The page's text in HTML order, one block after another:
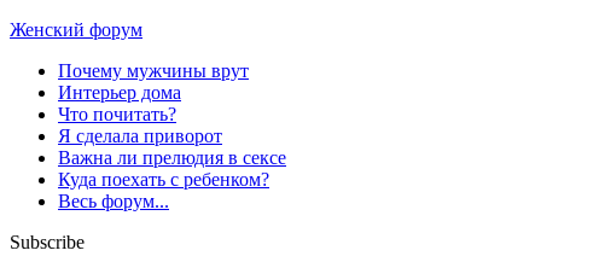
Женский форум
Почему мужчины врут
Интерьер дома
Что почитать?
Я сделала приворот
Важна ли прелюдия в сексе
Куда поехать с ребенком?
Весь форум...
Subscribe